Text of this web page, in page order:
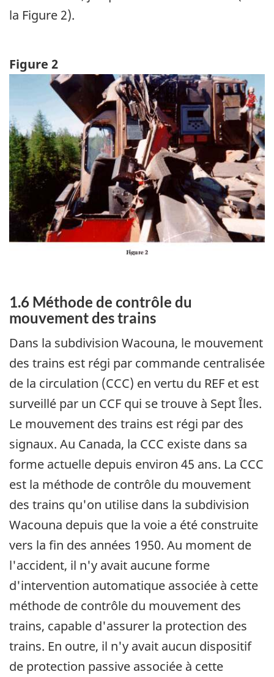
la Figure 2).
Figure 2
Image
1.6 Méthode de contrôle du
mouvement des trains
Dans la subdivision Wacouna, le mouvement
des trains est régi par commande centralisée
de la circulation (CCC) en vertu du REF et est
surveillé par un CCF qui se trouve à Sept Îles.
Le mouvement des trains est régi par des
signaux. Au Canada, la CCC existe dans sa
forme actuelle depuis environ 45 ans. La CCC
est la méthode de contrôle du mouvement
des trains qu'on utilise dans la subdivision
Wacouna depuis que la voie a été construite
vers la fin des années 1950. Au moment de
l'accident, il n'y avait aucune forme
d'intervention automatique associée à cette
méthode de contrôle du mouvement des
trains, capable d'assurer la protection des
trains. En outre, il n'y avait aucun dispositif
de protection passive associée à cette